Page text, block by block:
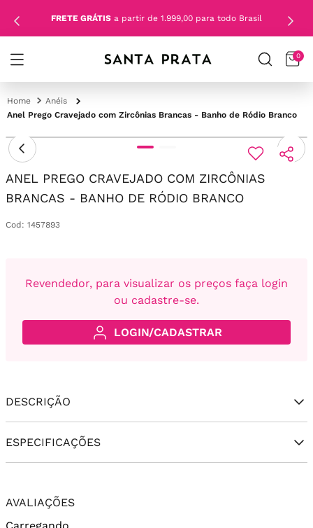
FRETE GRÁTIS a partir de 1.999,00 para todo Brasil
0
Anéis
Anel Prego Cravejado com Zircônias Brancas - Banho de Ródio Branco
ANEL PREGO CRAVEJADO COM ZIRCÔNIAS
BRANCAS - BANHO DE RÓDIO BRANCO
Cod : 1457893
Revendedor, para visualizar os preços faça login
ou cadastre-se.
LOGIN/CADASTRAR
DESCRIÇÃO
ESPECIFICAÇÕES
AVALIAÇÕES